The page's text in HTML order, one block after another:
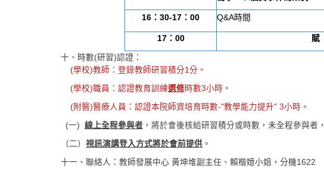
16 ：30-17 ：00 Q&A時間
17： 00 賦
十、時數(研習)認證：
(學校)教師：登錄教師研習積分1分。
(學校)職員：認證教育訓練選修時數3小時。
(附醫)醫療人員：認證本院師資培育時數-"教學能力提升" 3小時。
(一) 線上全程參與者 ，將於會後核給研習積分或時數，未全程參與者
（二） 視訊演講登入方式將於會前提供 。
十一、聯絡人：教師發展中心 黃坤堆副主任、賴楷嬑小姐，分機1622